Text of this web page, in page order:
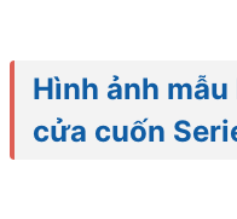
Hình ảnh
cửa cuốn